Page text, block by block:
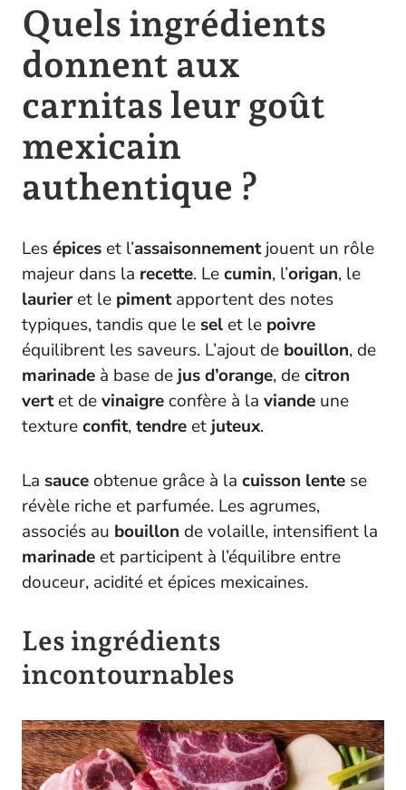
Quels ingrédients
donnent aux
carnitas leur goût
mexicain
authentique ?
Lesépices et l’assaisonnementjouent un rôle
majeur dans la recette. Lecumin, l’origan, le
laurieret le pimentapportent des notes
typiques, tandis que le sel et le poivre
équilibrent les saveurs. L’ajout de bouillon, de
marinade à base de jus d’orange, decitron
vertet devinaigre confère à la viande une
textureconfit,tendre et juteux.
La sauce obtenue grâce à la cuisson lente se
révèle riche et parfumée. Les agrumes,
associés au bouillon de volaille, intensifient la
marinade et participent à l’équilibre entre
douceur, acidité et épices mexicaines.
Les ingrédients
incontournables